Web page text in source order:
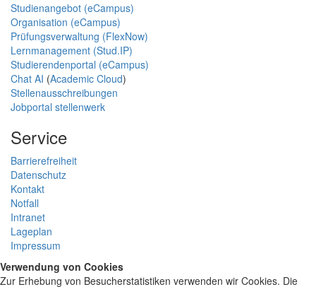
Studienangebot (eCampus)
Organisation (eCampus)
Prüfungsverwaltung (FlexNow)
Lernmanagement (Stud.IP)
Studierendenportal (eCampus)
Chat AI (Academic Cloud)
Stellenausschreibungen
Jobportal stellenwerk
Service
Barrierefreiheit
Datenschutz
Kontakt
Notfall
Intranet
Lageplan
Impressum
Verwendung von Cookies
Zur Erhebung von Besucherstatistiken verwenden wir Cookies. Die